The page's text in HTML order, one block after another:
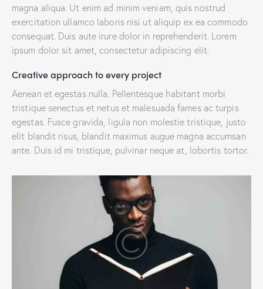
magna aliqua. Ut enim ad minim veniam, quis nostrud
exercitation ullamco laboris nisi ut aliquip ex ea commodo
consequat. Duis aute irure dolor in reprehenderit. Lorem
ipsum dolor sit amet, consectetur adipiscing elit.
Creative approach to every project
Aenean et egestas nulla. Pellentesque habitant morbi
tristique senectus et netus et malesuada fames ac turpis
egestas. Fusce gravida, ligula non molestie tristique, justo
elit blandit risus, blandit maximus augue magna accumsan
ante. Duis id mi tristique, pulvinar neque at, lobortis tortor.